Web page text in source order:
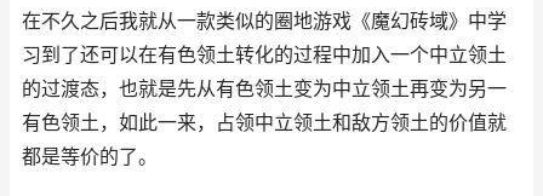
在不久之后我就从一款类似的圈地游戏《魔幻砖域》中学
习到了还可以在有色领土转化的过程中加入一个中立领土
的过渡态，也就是先从有色领土变为中立领土再变为另一
有色领土，如此一来，占领中立领土和敌方领土的价值就
都是等价的了。